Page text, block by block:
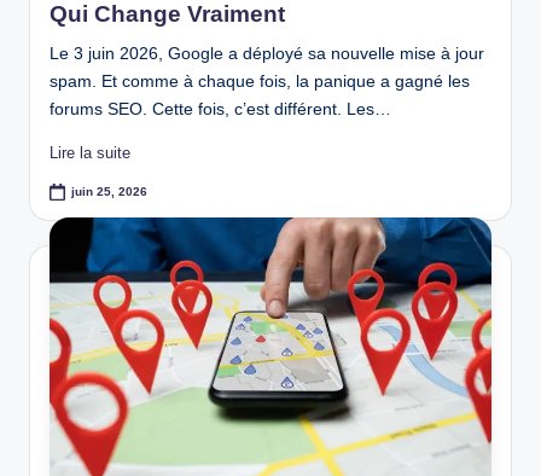
Qui Change Vraiment
Le 3 juin 2026, Google a déployé sa nouvelle mise à jour
spam. Et comme à chaque fois, la panique a gagné les
forums SEO. Cette fois, c’est différent. Les…
Lire la suite
juin 25, 2026